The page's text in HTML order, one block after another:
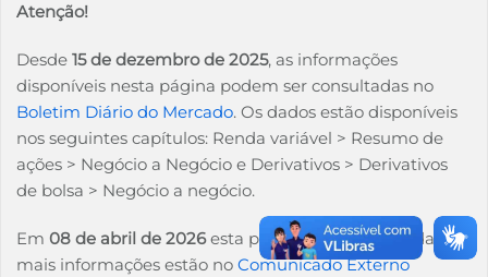
Soluções
Regulação
Dados
B3
Atenção!
Desde 15 de dezembro de 2025, as informações
disponíveis nesta página podem ser consultadas no
Boletim Diário do Mercado. Os dados estão disponíveis
nos seguintes capítulos: Renda variável > Resumo de
ações > Negócio a Negócio e Derivativos > Derivativos
de bolsa > Negócio a negócio.
Em 08 de abril de 2026esta página será desativada,
mais informações estão no Comunicado Externo